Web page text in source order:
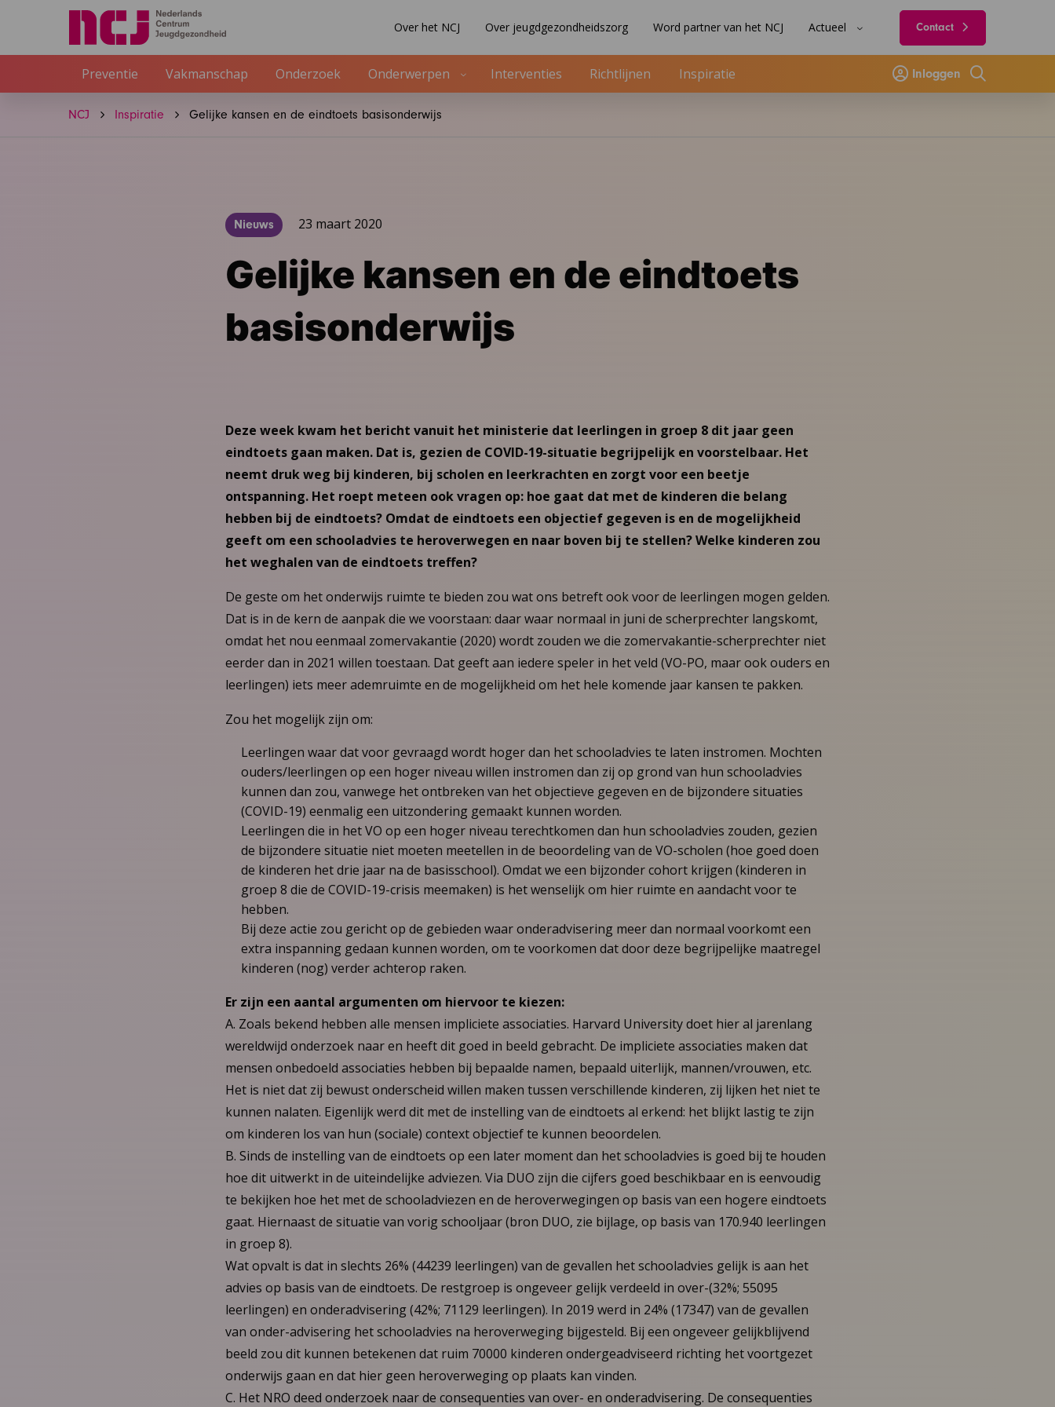
Over het NCJ Over jeugdgezondheidszorg Word partner van het NCJ Actueel Contact
Preventie Vakmanschap Onderzoek Onderwerpen Interventies Richtlijnen Inspiratie Inloggen
Zoeken
NCJ Inspiratie Gelijke kansen en de eindtoets basisonderwijs
Nieuws 23 maart 2020
Gelijke kansen en de eindtoets
basisonderwijs
Deze week kwam het bericht vanuit het ministerie dat leerlingen in groep 8 dit jaar geen
eindtoets gaan maken. Dat is, gezien de COVID-19-situatie begrijpelijk en voorstelbaar. Het
neemt druk weg bij kinderen, bij scholen en leerkrachten en zorgt voor een beetje
ontspanning. Het roept meteen ook vragen op: hoe gaat dat met de kinderen die belang
hebben bij de eindtoets? Omdat de eindtoets een objectief gegeven is en de mogelijkheid
geeft om een schooladvies te heroverwegen en naar boven bij te stellen? Welke kinderen zou
het weghalen van de eindtoets treffen?
De geste om het onderwijs ruimte te bieden zou wat ons betreft ook voor de leerlingen mogen gelden.
Dat is in de kern de aanpak die we voorstaan: daar waar normaal in juni de scherprechter langskomt,
omdat het nou eenmaal zomervakantie (2020) wordt zouden we die zomervakantie-scherprechter niet
eerder dan in 2021 willen toestaan. Dat geeft aan iedere speler in het veld (VO-PO, maar ook ouders en
leerlingen) iets meer ademruimte en de mogelijkheid om het hele komende jaar kansen te pakken.
Zou het mogelijk zijn om:
Leerlingen waar dat voor gevraagd wordt hoger dan het schooladvies te laten instromen. Mochten
ouders/leerlingen op een hoger niveau willen instromen dan zij op grond van hun schooladvies
kunnen dan zou, vanwege het ontbreken van het objectieve gegeven en de bijzondere situaties
(COVID-19) eenmalig een uitzondering gemaakt kunnen worden.
Leerlingen die in het VO op een hoger niveau terechtkomen dan hun schooladvies zouden, gezien
de bijzondere situatie niet moeten meetellen in de beoordeling van de VO-scholen (hoe goed doen
de kinderen het drie jaar na de basisschool). Omdat we een bijzonder cohort krijgen (kinderen in
groep 8 die de COVID-19-crisis meemaken) is het wenselijk om hier ruimte en aandacht voor te
hebben.
Bij deze actie zou gericht op de gebieden waar onderadvisering meer dan normaal voorkomt een
extra inspanning gedaan kunnen worden, om te voorkomen dat door deze begrijpelijke maatregel
kinderen (nog) verder achterop raken.
Er zijn een aantal argumenten om hiervoor te kiezen:
A. Zoals bekend hebben alle mensen impliciete associaties. Harvard University doet hier al jarenlang
wereldwijd onderzoek naar en heeft dit goed in beeld gebracht. De impliciete associaties maken dat
mensen onbedoeld associaties hebben bij bepaalde namen, bepaald uiterlijk, mannen/vrouwen, etc.
Het is niet dat zij bewust onderscheid willen maken tussen verschillende kinderen, zij lijken het niet te
kunnen nalaten. Eigenlijk werd dit met de instelling van de eindtoets al erkend: het blijkt lastig te zijn
om kinderen los van hun (sociale) context objectief te kunnen beoordelen.
B. Sinds de instelling van de eindtoets op een later moment dan het schooladvies is goed bij te houden
hoe dit uitwerkt in de uiteindelijke adviezen. Via DUO zijn die cijfers goed beschikbaar en is eenvoudig
te bekijken hoe het met de schooladviezen en de heroverwegingen op basis van een hogere eindtoets
gaat. Hiernaast de situatie van vorig schooljaar (bron DUO, zie bijlage, op basis van 170.940 leerlingen
in groep 8).
Wat opvalt is dat in slechts 26% (44239 leerlingen) van de gevallen het schooladvies gelijk is aan het
advies op basis van de eindtoets. De restgroep is ongeveer gelijk verdeeld in over-(32%; 55095
leerlingen) en onderadvisering (42%; 71129 leerlingen). In 2019 werd in 24% (17347) van de gevallen
van onder-advisering het schooladvies na heroverweging bijgesteld. Bij een ongeveer gelijkblijvend
beeld zou dit kunnen betekenen dat ruim 70000 kinderen ondergeadviseerd richting het voortgezet
onderwijs gaan en dat hier geen heroverweging op plaats kan vinden.
C. Het NRO deed onderzoek naar de consequenties van over- en onderadvisering. De consequenties